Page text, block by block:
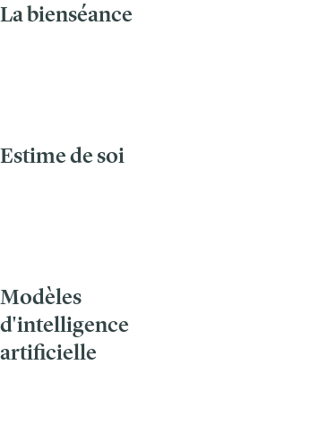
La bienséance
Estime de soi
Modèles
d'intelligence
artificielle